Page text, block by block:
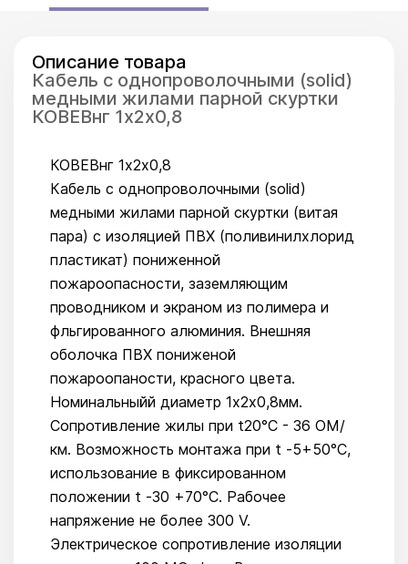
Описание товара
Кабель с однопроволочными (solid)
медными жилами парной скуртки
КОВЕВнг 1х2х0,8
КОВЕВнг 1х2х0,8
Кабель с однопроволочными (solid)
медными жилами парной скуртки (витая
пара) с изоляцией ПВХ (поливинилхлорид
пластикат) пониженной
пожароопасности, заземляющим
проводником и экраном из полимера и
фльгированного алюминия. Внешняя
оболочка ПВХ пониженой
пожароопаности, красного цвета.
Номинальныйй диаметр 1х2х0,8мм.
Сопротивление жилы при t20°C - 36 ОМ/
км. Возможность монтажа при t -5+50°C,
использование в фиксированном
положении t -30 +70°С. Рабочее
напряжение не более 300 V.
Электрическое сопротивление изоляции